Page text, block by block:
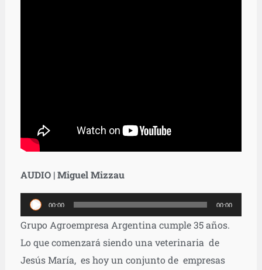
AUDIO | Miguel Mizzau
Reproductor
de
00:00 00:00
Grupo Agroempresa Argentina cumple 35 años.
Lo que comenzará siendo una veterinaria de
Jesús María, es hoy un conjunto de empresas